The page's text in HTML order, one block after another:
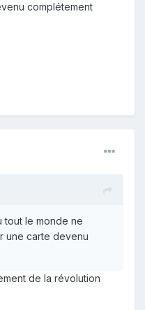
complétement
tout le monde ne
une carte devenu
de la révolution